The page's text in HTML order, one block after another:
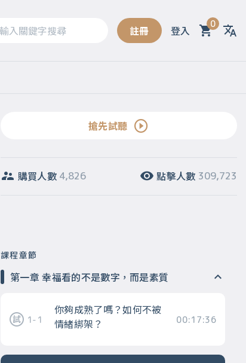
註冊 登入 0
搶先試聽
購買人數 4,826 點擊人數 309,723
課程章節
第一章 幸福看的不是數字，而是素質
1-1
你夠成熟了嗎？如何不被
情緒綁架？
00:17:36